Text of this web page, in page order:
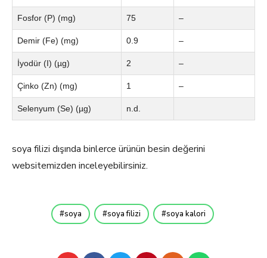
Fosfor (P) (mg) 75 –
Demir (Fe) (mg) 0.9 –
İyodür (I) (µg) 2 –
Çinko (Zn) (mg) 1 –
Selenyum (Se) (µg) n.d.
soya filizi dışında binlerce ürünün besin değerini
websitemizden inceleyebilirsiniz.
soya soya filizi soya kalori